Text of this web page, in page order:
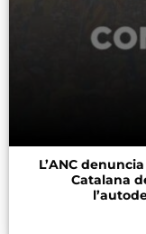
L’ANC
Catalana